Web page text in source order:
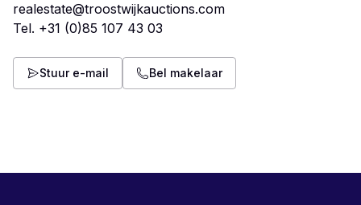
realestate@troostwijkauctions.com
Tel. +31 (0)85 107 43 03
Stuur e-mail Bel makelaar